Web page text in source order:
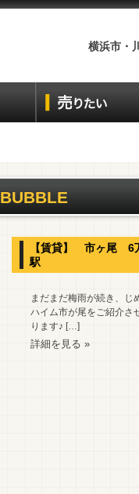
横浜市・
BUBBLE
【賃貸】 市ヶ尾 6
駅
まだまだ梅雨が続き、じ
ハイム市が尾をご紹介さ
ります♪ […]
詳細を見る »